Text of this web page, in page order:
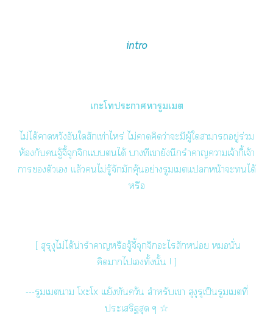
intro
เะโะาหารูมเต
ไม่ได้าหวังอันใสักเท่าไหร่ ไม่าคิดว่าะมีผู้ใาาอยู่ร่วม
ห้องกับจู้จี้จุกจิกแได้ บางทีเายังนึกรำคาญาเจ้ากี้เจ้า
การตัวเ แล้วไม่รู้จักมักคุ้นอย่างรูมเตแหน้าะได้
หรือ
[ สุรุงุไม่ได้น่ารำคาญหรือจู้จี้จุกจิกะไสักหน่อย หมอนั่น
คิากไเทั้งนั้น ! ]
---รูมเาม โxะโx แย้งทันคว้น สำหรับเา สุงุรุเป็นรูมเตที่
ประเสริฐสุด ๆ ☆